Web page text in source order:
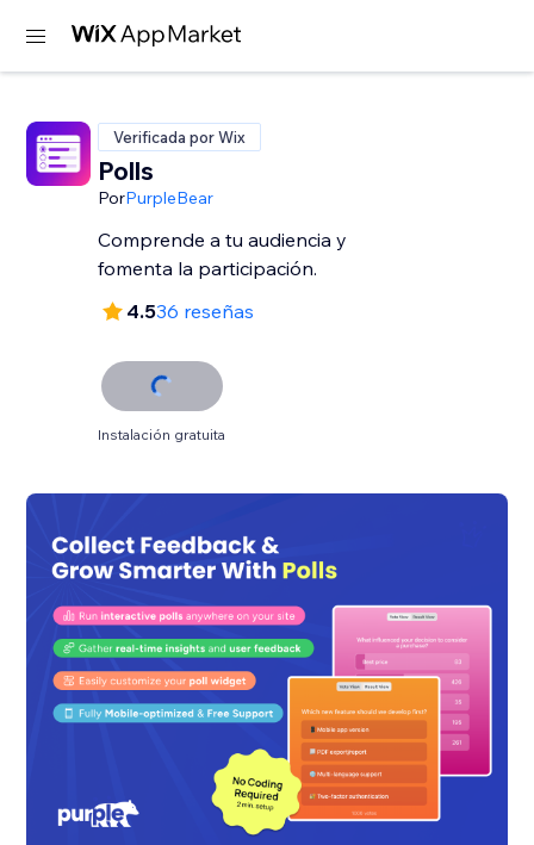
Verificada por Wix
Polls
PorPurpleBear
Comprende a tu audiencia y
fomenta la participación.
4.536 reseñas
Instalación gratuita